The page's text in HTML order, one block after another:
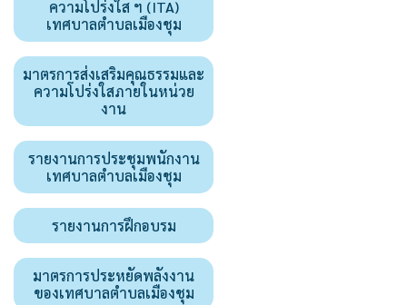
ความโปร่งใส ฯ (ITA)
เทศบาลตำบลเมืองชุม
มาตรการส่งเสริมคุณธรรมและ
ความโปร่งใสภายในหน่วย
งาน
รายงานการประชุมพนักงาน
เทศบาลตำบลเมืองชุม
รายงานการฝึกอบรม
มาตรการประหยัดพลังงาน
ของเทศบาลตำบลเมืองชุม